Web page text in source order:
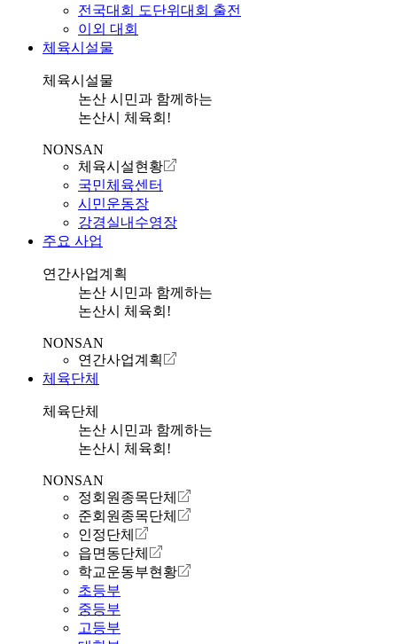
전국대회 도단위대회 출전
이외 대회
체육시설물
체육시설물
논산 시민과 함께하는
논산시 체육회!
NONSAN
체육시설현황
국민체육센터
시민운동장
강경실내수영장
주요 사업
연간사업계획
논산 시민과 함께하는
논산시 체육회!
NONSAN
연간사업계획
체육단체
체육단체
논산 시민과 함께하는
논산시 체육회!
NONSAN
정회원종목단체
준회원종목단체
인정단체
읍면동단체
학교운동부현황
초등부
중등부
고등부